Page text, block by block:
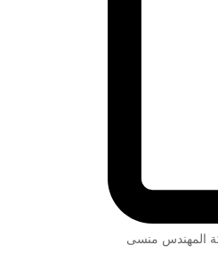
المهندس منسى